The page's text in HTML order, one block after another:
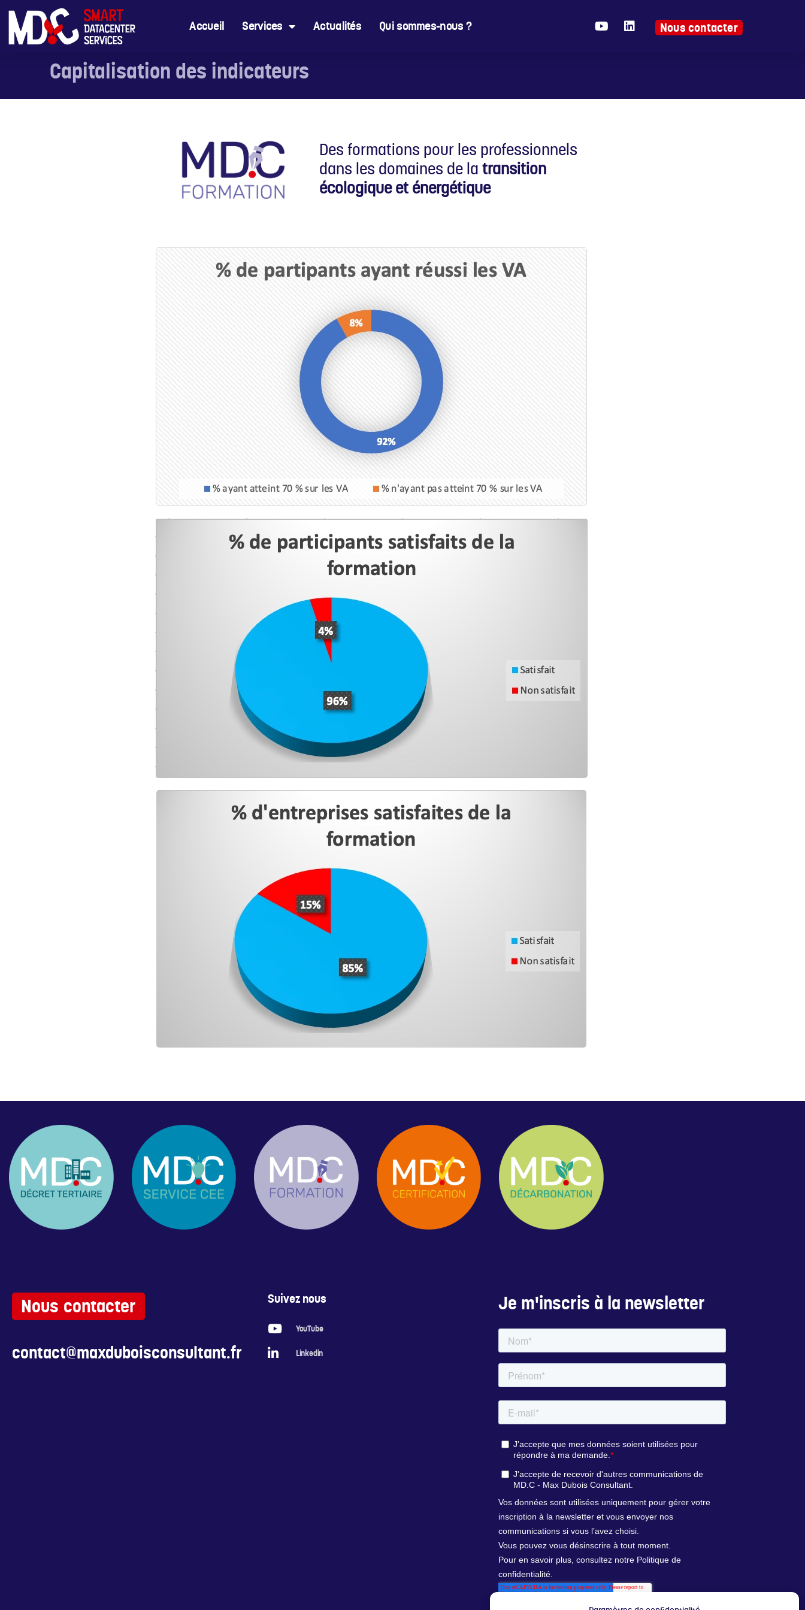
Accueil Services Actualités Qui sommes-nous ? Nous contacter
Capitalisation des indicateurs
Des formations pour les professionnels
dans les domaines de la transition
écologique et énergétique
Nous contacter
contact@maxduboisconsultant.fr
Suivez nous
YouTube
Linkedin
Je m'inscris à la newsletter